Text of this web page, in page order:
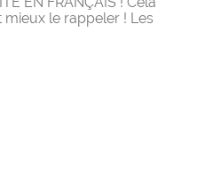
le rappeler ! Les